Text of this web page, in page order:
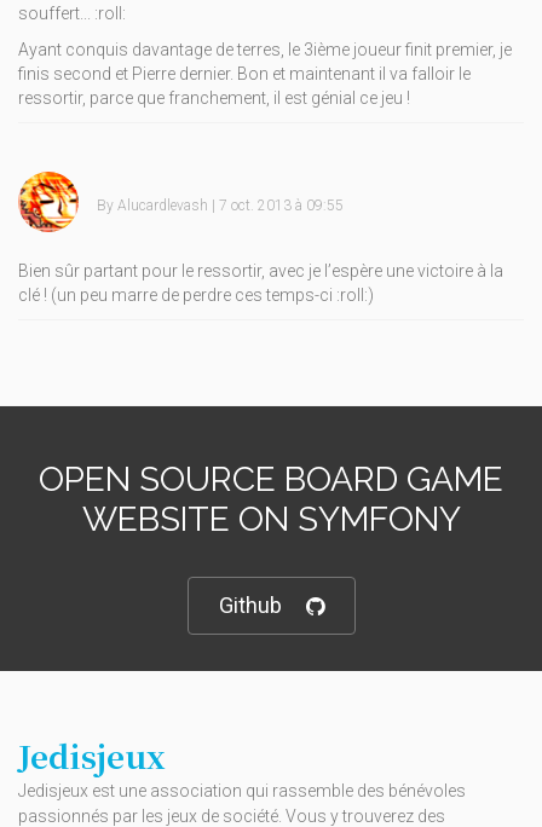
souffert... :roll:
Ayant conquis davantage de terres, le 3ième joueur finit premier, je
finis second et Pierre dernier. Bon et maintenant il va falloir le
ressortir, parce que franchement, il est génial ce jeu !
By Alucardlevash | 7 oct. 2013 à 09:55
Bien sûr partant pour le ressortir, avec je l’espère une victoire à la
clé ! (un peu marre de perdre ces temps-ci :roll:)
OPEN SOURCE BOARD GAME
WEBSITE ON SYMFONY
Github
Jedisjeux
Jedisjeux est une association qui rassemble des bénévoles
passionnés par les jeux de société. Vous y trouverez des